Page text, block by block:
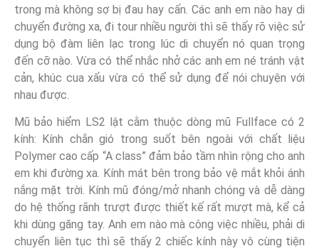
trong mà không sợ bị đau hay cấn. Các anh em nào hay di
chuyển đường xa, đi tour nhiều người thì sẽ thấy rõ việc sử
dụng bộ đàm liên lạc trong lúc di chuyển nó quan trọng
đến cỡ nào. Vừa có thể nhắc nhở các anh em né tránh vật
cản, khúc cua xấu vừa có thể sử dụng để nói chuyện với
nhau được.
Mũ bảo hiểm LS2 lật cằm thuộc dòng mũ Fullface có 2
kính: Kính chắn gió trong suốt bên ngoài với chất liệu
Polymer cao cấp “A class” đảm bảo tầm nhìn rộng cho anh
em khi đường xa. Kính mát bên trong bảo vệ mắt khỏi ánh
nắng mặt trời. Kính mũ đóng/mở nhanh chóng và dễ dàng
do hệ thống rãnh trượt được thiết kế rất mượt mà, kể cả
khi dùng găng tay. Anh em nào mà công việc nhiều, phải di
chuyển liên tục thì sẽ thấy 2 chiếc kính này vô cùng tiện